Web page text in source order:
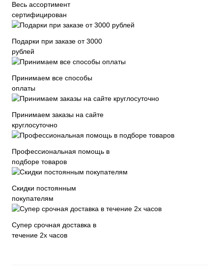
Весь ассортимент
сертифицирован
Подарки при заказе от 3000
рублей
Принимаем все способы
оплаты
Принимаем заказы на сайте
круглосуточно
Профессиональная помощь в
подборе товаров
Скидки постоянным
покупателям
Супер срочная доставка в
течение 2х часов